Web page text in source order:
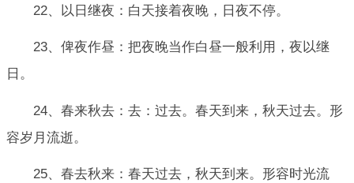
22、以日继夜：白天接着夜晚，日夜不停。
23、俾夜作昼：把夜晚当作白昼一般利用，夜以继
日。
24、春来秋去：去：过去。春天到来，秋天过去。形
容岁月流逝。
25、春去秋来：春天过去，秋天到来。形容时光流